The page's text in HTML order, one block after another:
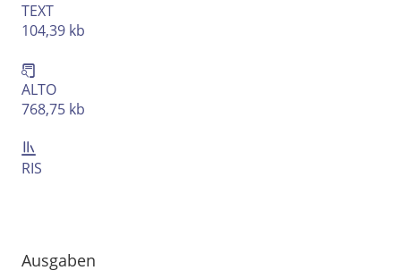
TEXT
104,39 kb
ALTO
768,75 kb
RIS
Ausgaben